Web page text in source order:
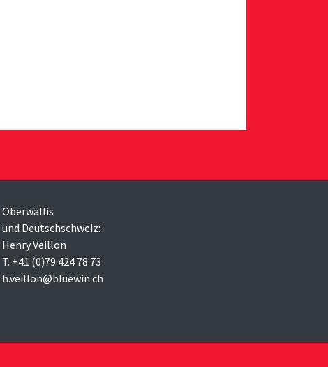
Oberwallis
und Deutschschweiz:
Henry Veillon
T. +41 (0)79 424 78 73
h.veillon@bluewin.ch